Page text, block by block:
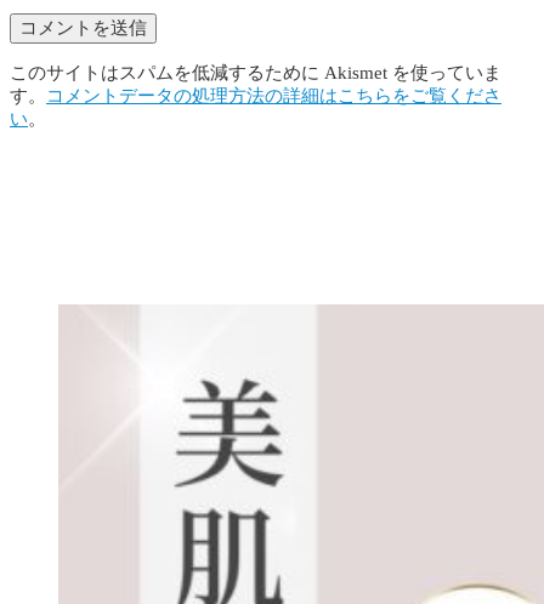
このサイトはスパムを低減するために Akismet を使っていま
す。
コメントデータの処理方法の詳細はこちらをご覧くださ
い。